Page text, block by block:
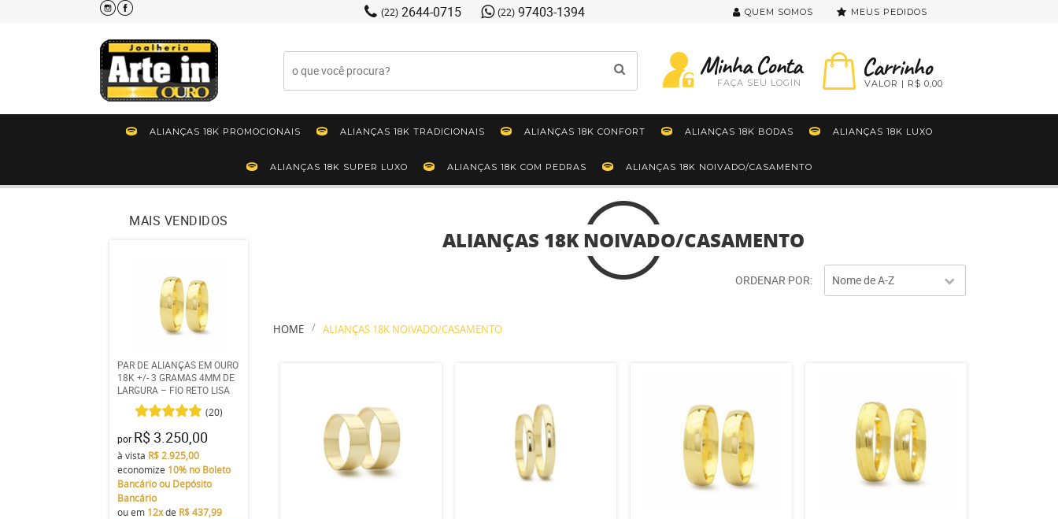
(22) 2644-0715 (22) 97403-1394 QUEM SOMOS MEUS PEDIDOS
FAÇA SEU LOGIN R$ 0,00
ALIANÇAS 18K PROMOCIONAIS ALIANÇAS 18K TRADICIONAIS ALIANÇAS 18K CONFORT ALIANÇAS 18K BODAS ALIANÇAS 18K LUXO
ALIANÇAS 18K SUPER LUXO ALIANÇAS 18K COM PEDRAS ALIANÇAS 18K NOIVADO/CASAMENTO
MAIS VENDIDOS
PAR DE ALIANÇAS EM OURO
18K +/- 3 GRAMAS 4MM DE
LARGURA – FIO RETO LISA
(20)
por R$ 3.250,00
à vista R$ 2.925,00
economize 10% no Boleto
Bancário ou Depósito
Bancário
ou em 12xde R$ 437,99
ALIANÇAS 18K NOIVADO/CASAMENTO
HOME ALIANÇAS 18K NOIVADO/CASAMENTO
ORDENAR POR Nome de A-Z